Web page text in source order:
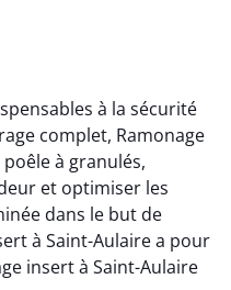
à la sécurité
complet, Ramonage
à granulés,
et optimiser les
dans le but de
à Saint-Aulaire a pour
insert à Saint-Aulaire
Yannick Morel